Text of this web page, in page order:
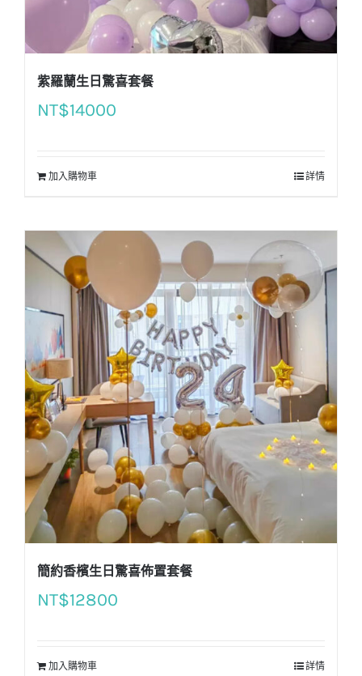
紫羅蘭生日驚喜套餐
NT$14000
加入購物車 詳情
簡約香檳生日驚喜佈置套餐
NT$12800
加入購物車 詳情